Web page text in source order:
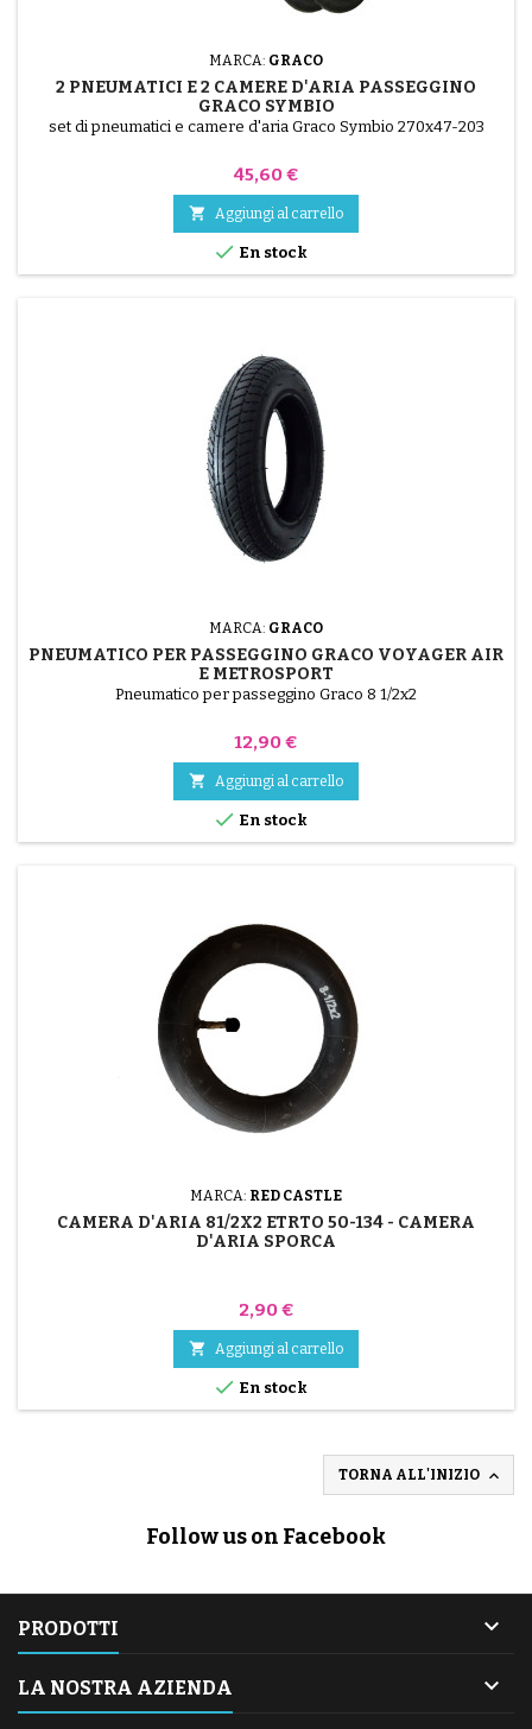
MARCA: GRACO
2 PNEUMATICI E 2 CAMERE D'ARIA PASSEGGINO
GRACO SYMBIO
set di pneumatici e camere d'aria Graco Symbio 270x47-203
Prezzo
45,60 €
 Aggiungi al carrello
 En stock
MARCA: GRACO
PNEUMATICO PER PASSEGGINO GRACO VOYAGER AIR
E METROSPORT
Pneumatico per passeggino Graco 8 1/2x2
Prezzo
12,90 €
 Aggiungi al carrello
 En stock
MARCA: RED CASTLE
CAMERA D'ARIA 81/2X2 ETRTO 50-134 - CAMERA
D'ARIA SPORCA
Prezzo
2,90 €
 Aggiungi al carrello
 En stock
TORNA ALL'INIZIO 
Follow us on Facebook
PRODOTTI 
LA NOSTRA AZIENDA 